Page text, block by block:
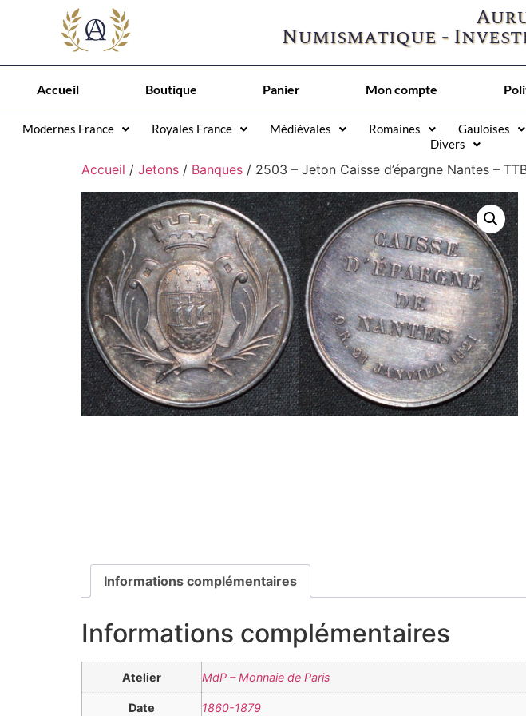
Numismatique -
Accueil Boutique Panier Mon compte
Modernes France Royales France Médiévales Romaines Gauloises
Divers
Accueil / Jetons / Banques / 2503 – Jeton Caisse d’épargne Nantes –
Informations complémentaires
Informations complémentaires
Atelier MdP – Monnaie de Paris
Date 1860-1879